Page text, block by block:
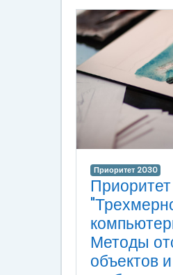
Приоритет 2030
Методы
объектов